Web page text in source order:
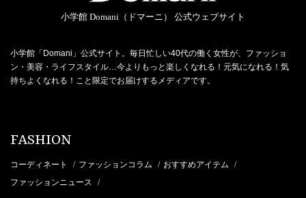
小学館 Domani（ドマーニ） 公式ウェブサイト
小学館「Domani」公式サイト。毎日忙しい40代の働く女性が、ファッショ
ン・美容・ライフスタイル…今よりもっと楽しくなれる！元気になれる！気
持ちよくなれる！こと限定でお届けするメディアです。
FASHION
コーディネート / ファッションコラム / おすすめアイテム /
ファッションニュース /